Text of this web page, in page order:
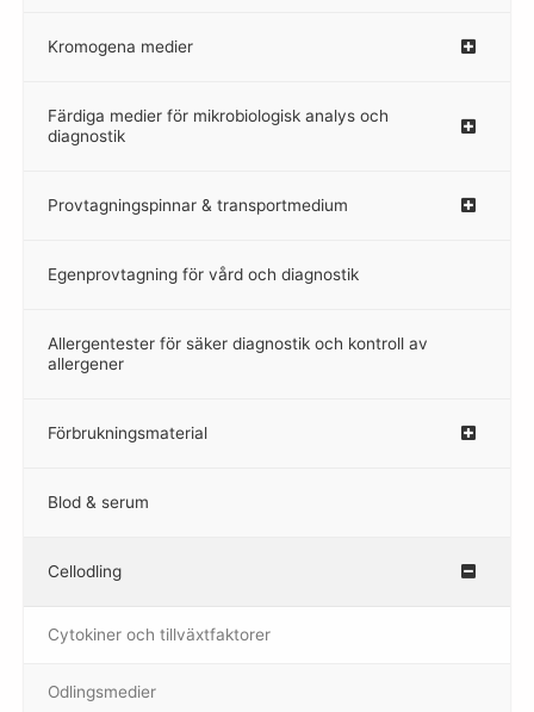
Kromogena medier
–
Färdiga medier för mikrobiologisk analys och
diagnostik
Provtagningspinnar & transportmedium
–
Egenprovtagning för vård och diagnostik
–
Allergentester för säker diagnostik och kontroll av
allergener
–
Förbrukningsmaterial
Blod & serum
Cellodling
–
Cytokiner och tillväxtfaktorer
Odlingsmedier